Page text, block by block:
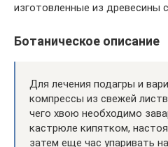
изготовленные из древесины
Ботаническое описание
Для лечения подагры и
компрессы из свежей
чего хвою необходимо
кастрюле кипятком,
затем еще час упаривать